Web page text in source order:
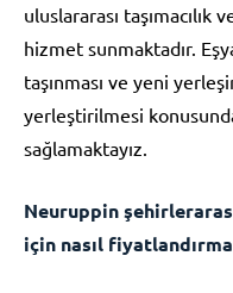
uluslararası
hizmet sunmaktadır.
taşınması ve yeni
yerleştirilmesi
sağlamaktayız.
Neuruppin
için nasıl